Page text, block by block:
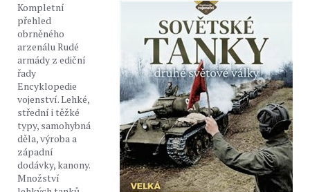
Kompletní
přehled
obrněného
arzenálu Rudé
armády z ediční
řady
Encyklopedie
vojenství. Lehké,
střední i těžké
typy, samohybná
děla, výroba a
západní
dodávky, kanony.
Množství